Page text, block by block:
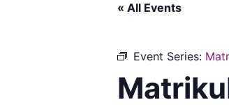
« All Events
Event Series: